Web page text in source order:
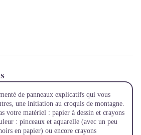
de panneaux explicatifs qui vous
une initiation au croquis de montagne.
votre matériel : papier à dessin et crayons
: pinceaux et aquarelle (avec un peu
en papier) ou encore crayons